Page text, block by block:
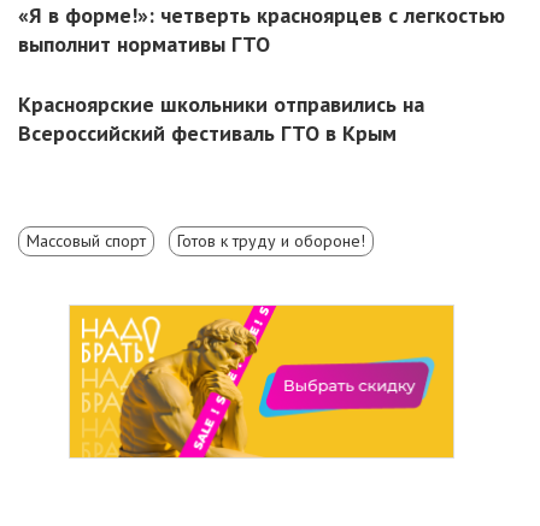
«Я в форме!»: четверть красноярцев с легкостью
выполнит нормативы ГТО
Красноярские школьники отправились на
Всероссийский фестиваль ГТО в Крым
Массовый спорт Готов к труду и обороне!